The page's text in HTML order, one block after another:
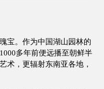
宝。作为中国湖山园林的
多年前便远播至朝鲜半
术，更辐射东南亚各地，